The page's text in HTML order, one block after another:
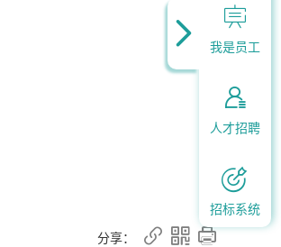
分享：   


我是员工

人才招聘

招标系统